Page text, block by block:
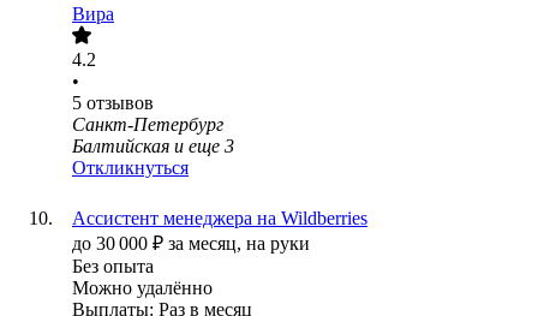
Вира
4.2
•
5 отзывов
Санкт-Петербург
Балтийская и еще 3
Откликнуться
Ассистент менеджера на Wildberries
до 30 000 ₽ за месяц, на руки
Без опыта
Можно удалённо
Выплаты: Раз в месяц